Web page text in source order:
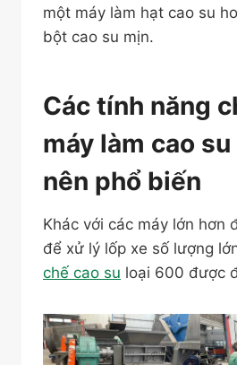
một máy làm hạt cao su
bột cao su mịn.
Các tính năng
máy làm cao
nên phổ biến
Khác với các máy lớn hơn
để xử lý lốp xe số lượng
chế cao su loại 600 được